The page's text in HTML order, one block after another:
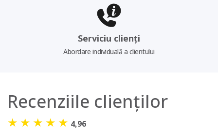
Serviciu clienți
Abordare individuală a clientului
Recenziile clienților
★ ★ ★ ★ ★ 4,96